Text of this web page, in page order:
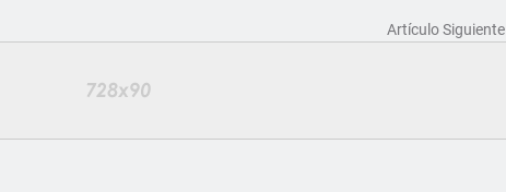
Artículo Siguiente